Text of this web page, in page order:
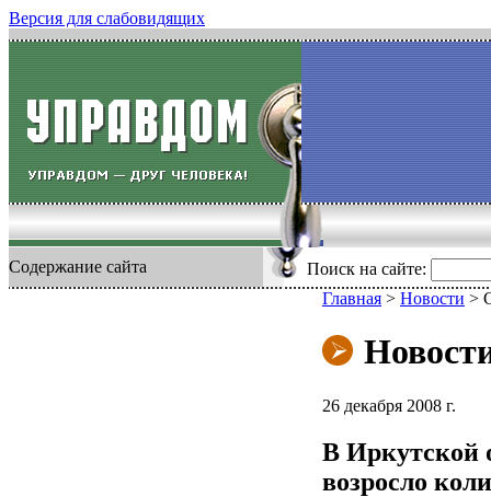
Версия для слабовидящих
Содержание сайта Поиск на сайте:
Главная > Новости >
26 декабря 2008 г.
В Иркутской
возросло